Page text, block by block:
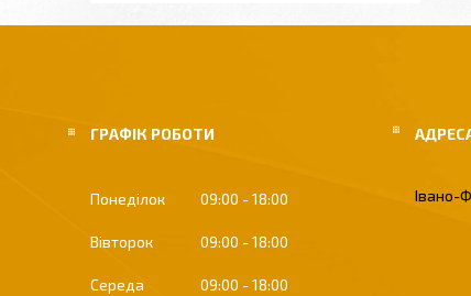
ГРАФІК РОБОТИ
Понеділок 09:00 18:00
Вівторок 09:00 18:00
Середа 09:00 18:00
Івано-